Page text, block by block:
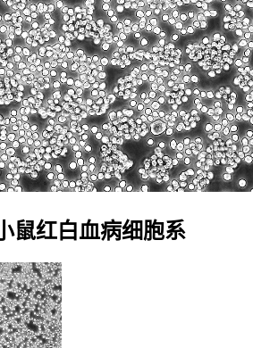
鼠红白血病细胞系